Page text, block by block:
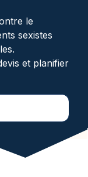
le
sexistes
et planifier